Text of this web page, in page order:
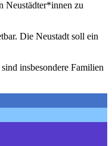
Neustädter*innen zu
Die Neustadt soll ein
insbesondere Familien